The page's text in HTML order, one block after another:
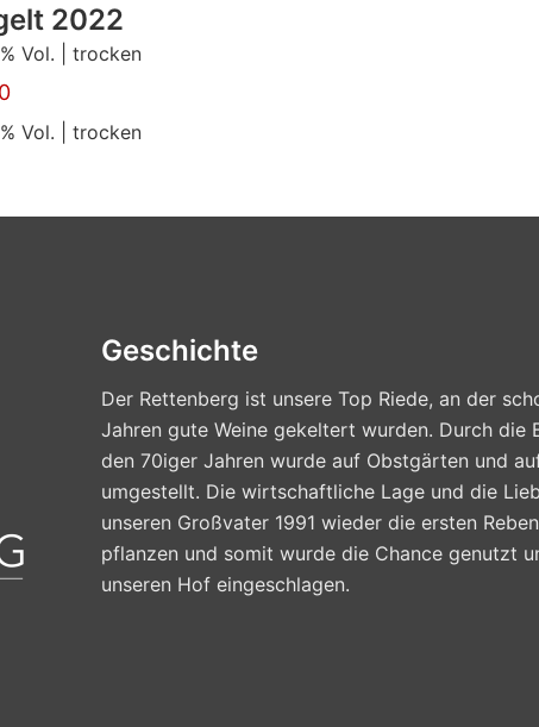
2022
Vol. | trocken
Vol. | trocken
Geschichte
Der Rettenberg ist unsere Top Riede, an der
Jahren gute Weine gekeltert wurden. Durch die
den 70iger Jahren wurde auf Obstgärten und
umgestellt. Die wirtschaftliche Lage und die
unseren Großvater 1991 wieder die ersten
pflanzen und somit wurde die Chance genutzt
unseren Hof eingeschlagen.